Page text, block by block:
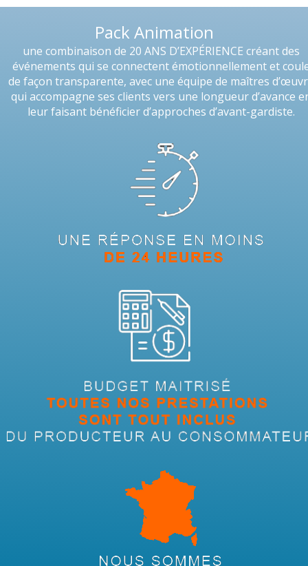
Pack Animation
une combinaison de 20 ANS D’EXPÉRIENCE créant des
événements qui se connectent émotionnellement et
de façon transparente, avec une équipe de maîtres
qui accompagne ses clients vers une longueur d’avance
leur faisant bénéficier d’approches d’avant-gardiste.